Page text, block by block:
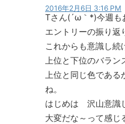
2016年2月6日 3:16 PM
Tさん(´ω｀*)今週も
エントリーの振り返
これからも意識し続
上位と下位のバラン
上位と同じ色であ
ね。
はじめは 沢山意識
大変だな～って感じ